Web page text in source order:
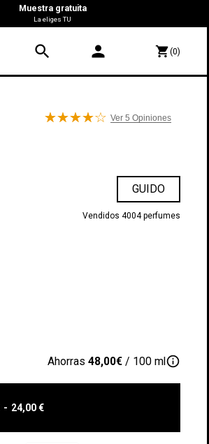
Muestra gratuita
La eliges TU
search person shopping_cart(0)
Ver 5 Opiniones
GUIDO
Vendidos 4004 perfumes
Ahorras 48,00€ / 100 mlinfo_outline
- 24,00 €